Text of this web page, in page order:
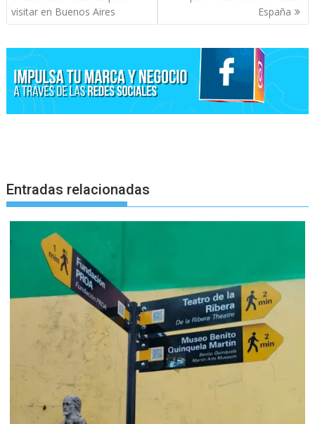
entradas
visitar en Buenos Aires
España
Entradas relacionadas